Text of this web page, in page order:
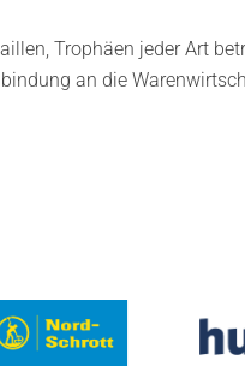
Trophäen jeder Art
an die